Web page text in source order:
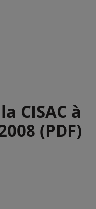
CISAC à
(PDF)